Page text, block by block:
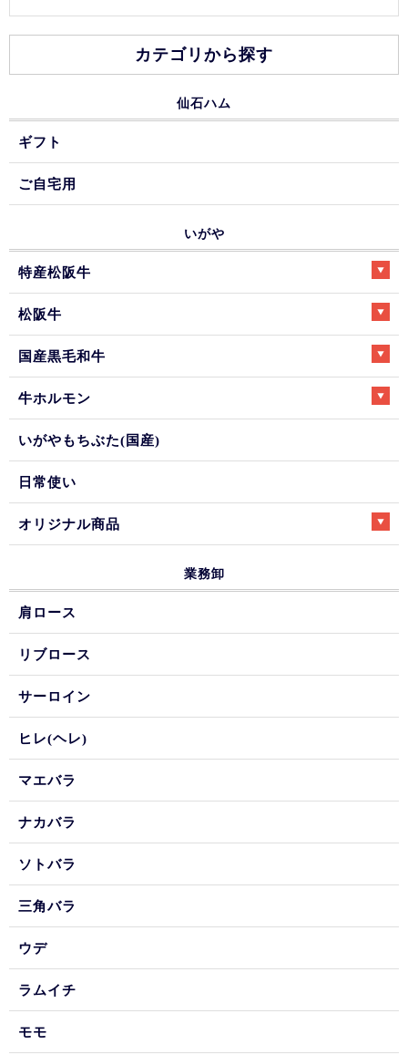
カテゴリから探す
仙石ハム
ギフト
ご自宅用
いがや
特産松阪牛
松阪牛
国産黒毛和牛
牛ホルモン
いがやもちぶた(国産)
日常使い
オリジナル商品
業務卸
肩ロース
リブロース
サーロイン
ヒレ(ヘレ)
マエバラ
ナカバラ
ソトバラ
三角バラ
ウデ
ラムイチ
モモ